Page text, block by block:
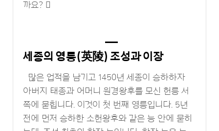
까요? 
세종의 영릉(英陵) 조성과 이장
많은 업적을 남기고 1450년 세종이 승하하자
아버지 태종과 어머니 원경왕후를 모신 헌릉 서
쪽에 묻힙니다. 이것이 첫 번째 영릉입니다. 5년
전에 먼저 승하한 소헌왕후와 같은 능 안에 묻히